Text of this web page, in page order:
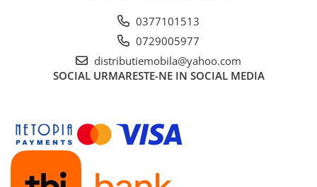
0377101513
0729005977
distributiemobila@yahoo.com
SOCIAL URMARESTE-NE IN SOCIAL MEDIA